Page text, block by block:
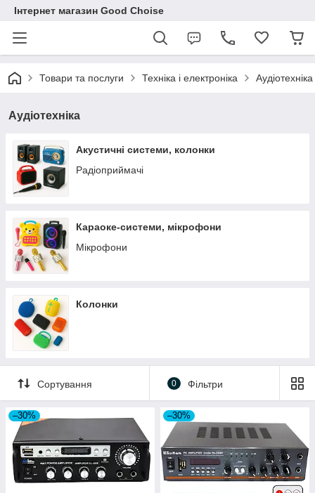
Інтернет магазин Good Choise
Товари та послуги Техніка і електроніка Аудіотехніка
Аудіотехніка
Акустичні системи, колонки
Радіоприймачі
Караоке-системи, мікрофони
Мікрофони
Колонки
Сортування 0 Фільтри
–30% –30%